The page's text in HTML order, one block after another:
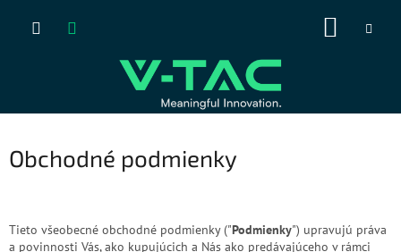
Obchodné podmienky
Tieto všeobecné obchodné podmienky ("Podmienky") upravujú práva
a povinnosti Vás, ako kupujúcich a Nás ako predávajúceho v rámci